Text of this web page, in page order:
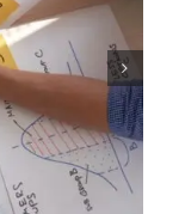
Sobre
De
En